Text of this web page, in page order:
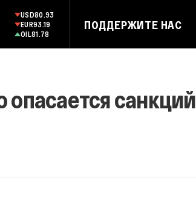
USD80.93
EUR93.19
OIL81.78
ПОДДЕРЖИТЕ НАС
санкций